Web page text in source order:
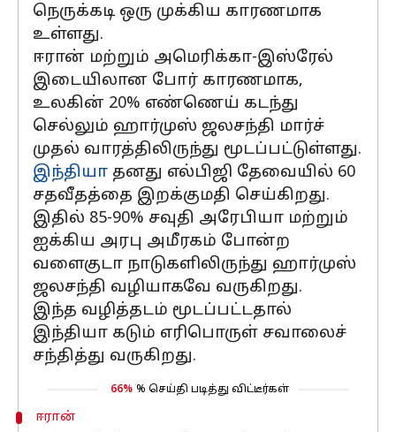
நெருக்கடி ஒரு முக்கிய காரணமாக
உள்ளது.
ஈரான் மற்றும் அமெரிக்கா-இஸ்ரேல்
இடையிலான போர் காரணமாக,
உலகின் 20% எண்ணெய் கடந்து
செல்லும் ஹார்முஸ் ஜலசந்தி மார்ச்
முதல் வாரத்திலிருந்து மூடப்பட்டுள்ளது.
இந்தியா தனது எல்பிஜி தேவையில் 60
சதவீதத்தை இறக்குமதி செய்கிறது.
இதில் 85-90% சவுதி அரேபியா மற்றும்
ஐக்கிய அரபு அமீரகம் போன்ற
வளைகுடா நாடுகளிலிருந்து ஹார்முஸ்
ஜலசந்தி வழியாகவே வருகிறது.
இந்த வழித்தடம் மூடப்பட்டதால்
இந்தியா கடும் எரிபொருள் சவாலைச்
சந்தித்து வருகிறது.
66% % செய்தி படித்து விட்டீர்கள்
ஈரான்